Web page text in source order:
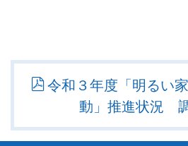
令和３年度「明るい
動」推進状況